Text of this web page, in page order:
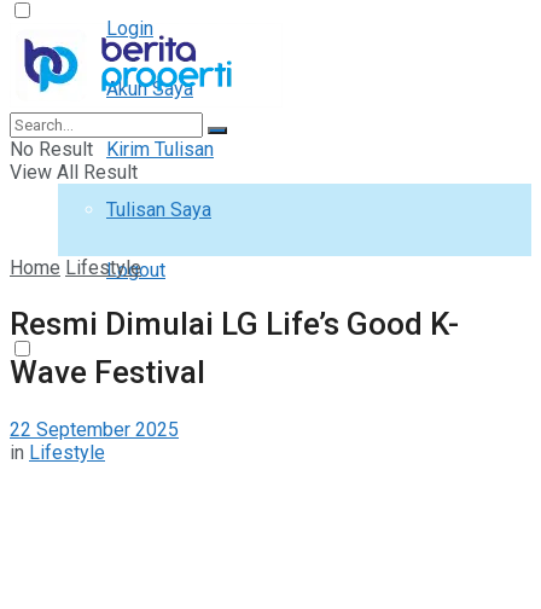
Login
Akun Saya
Kirim Tulisan
Tulisan Saya
Logout
No Result
View All Result
Home Lifestyle
Resmi Dimulai LG Life’s Good K-
Wave Festival
22 September 2025
in Lifestyle